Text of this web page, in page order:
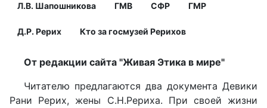
Л.В. Шапошникова ГМВ СФР ГМР
Д.Р. Рерих Кто за госмузей Рерихов
От редакции сайта "Живая Этика в мире"
Читателю предлагаются два документа Девики
Рани Рерих, жены С.Н.Рериха. При своей жизни